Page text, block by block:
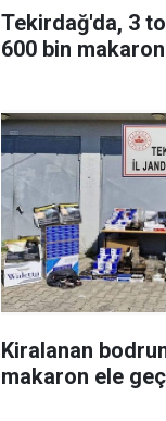
Tekirdağ'da, 3
600 bin
Kiralanan
makaron ele